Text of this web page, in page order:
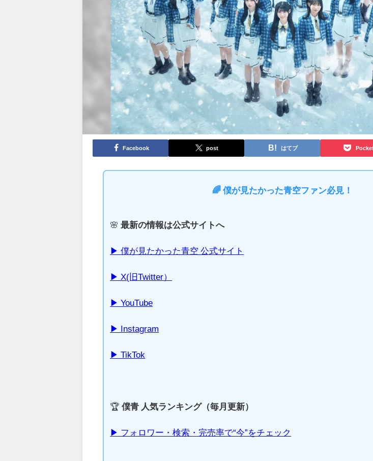
Facebook post はてブ
🌈 僕が見たかった青空ファン必見！
🌸最新の情報は公式サイトへ
▶ 僕が見たかった青空 公式サイト
▶ X(旧Twitter）
▶ YouTube
▶ Instagram
▶ TikTok
🏆僕青 人気ランキング（毎月更新）
▶ フォロワー・検索・完売率で“今”をチェック